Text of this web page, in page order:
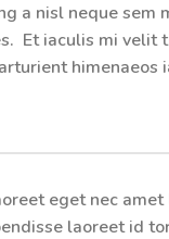
a nisl neque
Et iaculis mi
himenaeos
eget nec
laoreet id